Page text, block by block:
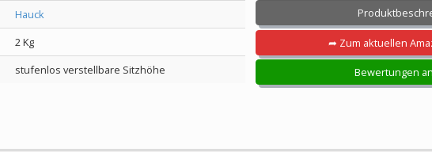
Hauck
2 Kg
stufenlos verstellbare Sitzhöhe
➦ Zum aktuellen
Bewertungen